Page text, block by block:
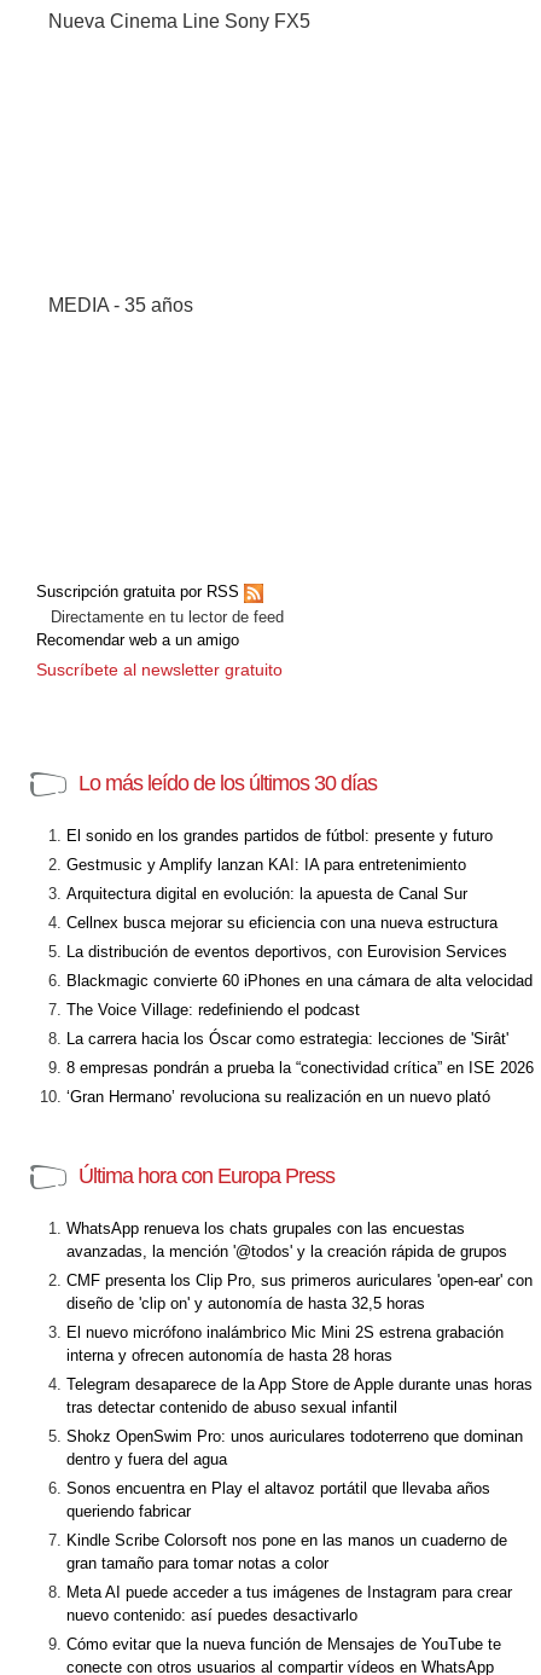
Nueva Cinema Line Sony FX5
MEDIA - 35 años
Suscripción gratuita por RSS
Directamente en tu lector de feed
Recomendar web a un amigo
Suscríbete al newsletter gratuito
Lo más leído de los últimos 30 días
El sonido en los grandes partidos de fútbol: presente y futuro
Gestmusic y Amplify lanzan KAI: IA para entretenimiento
Arquitectura digital en evolución: la apuesta de Canal Sur
Cellnex busca mejorar su eficiencia con una nueva estructura
La distribución de eventos deportivos, con Eurovision Services
Blackmagic convierte 60 iPhones en una cámara de alta velocidad
The Voice Village: redefiniendo el podcast
La carrera hacia los Óscar como estrategia: lecciones de 'Sirât'
8 empresas pondrán a prueba la “conectividad crítica” en ISE 2026
‘Gran Hermano’ revoluciona su realización en un nuevo plató
Última hora con Europa Press
WhatsApp renueva los chats grupales con las encuestas
avanzadas, la mención '@todos' y la creación rápida de grupos
CMF presenta los Clip Pro, sus primeros auriculares 'open-ear' con
diseño de 'clip on' y autonomía de hasta 32,5 horas
El nuevo micrófono inalámbrico Mic Mini 2S estrena grabación
interna y ofrecen autonomía de hasta 28 horas
Telegram desaparece de la App Store de Apple durante unas horas
tras detectar contenido de abuso sexual infantil
Shokz OpenSwim Pro: unos auriculares todoterreno que dominan
dentro y fuera del agua
Sonos encuentra en Play el altavoz portátil que llevaba años
queriendo fabricar
Kindle Scribe Colorsoft nos pone en las manos un cuaderno de
gran tamaño para tomar notas a color
Meta AI puede acceder a tus imágenes de Instagram para crear
nuevo contenido: así puedes desactivarlo
Cómo evitar que la nueva función de Mensajes de YouTube te
conecte con otros usuarios al compartir vídeos en WhatsApp